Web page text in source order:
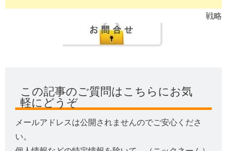
戦略
この記事のご質問はこちらにお気
軽にどうぞ
メールアドレスは公開されませんのでご安心くださ
い。